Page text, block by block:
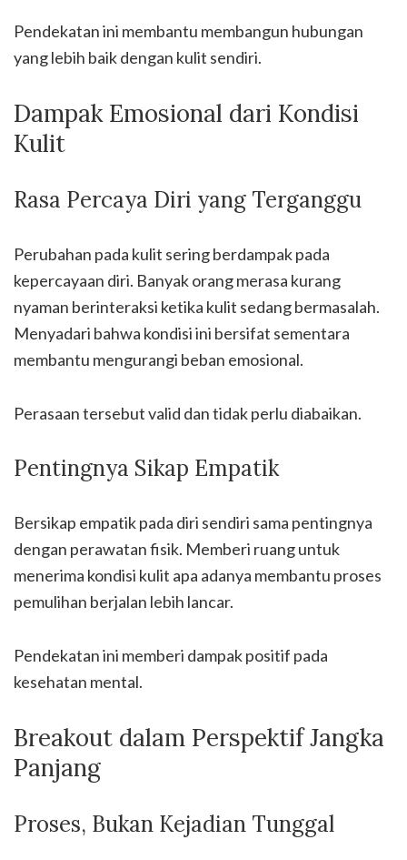
Pendekatan ini membantu membangun hubungan
yang lebih baik dengan kulit sendiri.
Dampak Emosional dari Kondisi
Kulit
Rasa Percaya Diri yang Terganggu
Perubahan pada kulit sering berdampak pada
kepercayaan diri. Banyak orang merasa kurang
nyaman berinteraksi ketika kulit sedang bermasalah.
Menyadari bahwa kondisi ini bersifat sementara
membantu mengurangi beban emosional.
Perasaan tersebut valid dan tidak perlu diabaikan.
Pentingnya Sikap Empatik
Bersikap empatik pada diri sendiri sama pentingnya
dengan perawatan fisik. Memberi ruang untuk
menerima kondisi kulit apa adanya membantu proses
pemulihan berjalan lebih lancar.
Pendekatan ini memberi dampak positif pada
kesehatan mental.
Breakout dalam Perspektif Jangka
Panjang
Proses, Bukan Kejadian Tunggal